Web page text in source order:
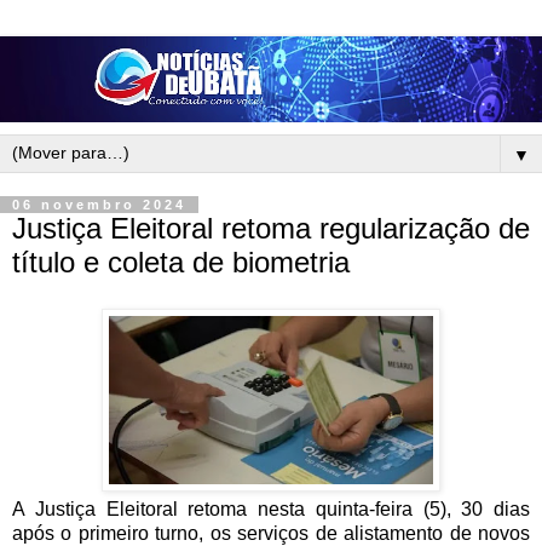
▼
06 novembro 2024
Justiça Eleitoral retoma regularização de
título e coleta de biometria
A Justiça Eleitoral retoma nesta quinta-feira (5), 30 dias
após o primeiro turno, os serviços de alistamento de novos